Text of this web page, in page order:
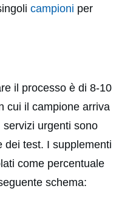
campioni per
il processo è di 8-10
cui il campione arriva
urgenti sono
dei test. I supplementi
come percentuale
schema: